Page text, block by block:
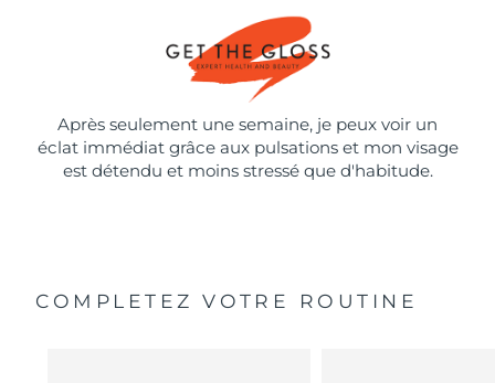
Après seulement une semaine, je peux voir un
éclat immédiat grâce aux pulsations et mon visage
est détendu et moins stressé que d'habitude.
COMPLETEZ VOTRE ROUTINE